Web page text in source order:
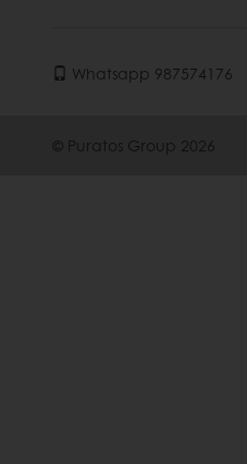
Whatsapp 987574176
© Puratos Group 2026